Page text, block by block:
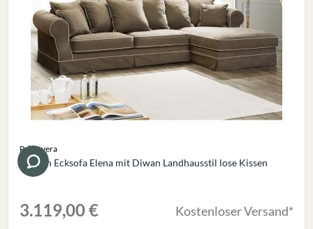
Primavera
Hussen Ecksofa Elena mit Diwan Landhausstil lose Kissen
3.119,00 € Kostenloser Versand*